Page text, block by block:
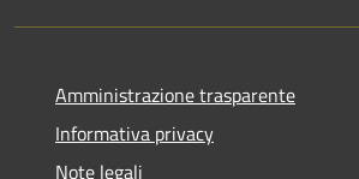
Amministrazione trasparente
Informativa privacy
Note legali